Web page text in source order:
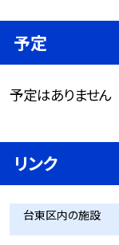
予定
予定はありません
リンク
台東区内の施設